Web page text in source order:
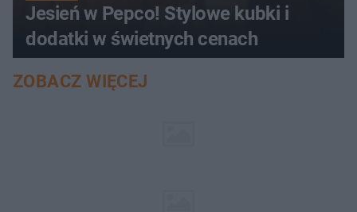
Jesień w Pepco! Stylowe kubki i
dodatki w świetnych cenach
ZOBACZ WIĘCEJ